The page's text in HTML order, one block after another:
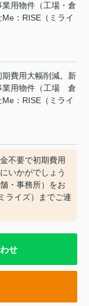
用物件（工場・倉
：RISE（ミライ
費用大幅削減。新
用物件（工場
倉
Me：RISE（ミライ
不要で初期費用
いかがでしょう
・事務所）をお
ライズ）までご連
せ